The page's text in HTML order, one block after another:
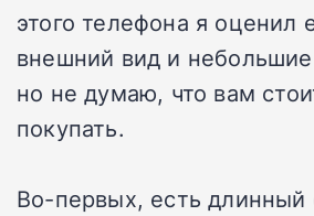
этого телефона я оценил
внешний вид и
но не думаю, что вам
покупать.
Во-первых, есть длинный